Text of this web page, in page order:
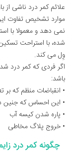
علائم کمر درد ناشی از
موارد تشخیص تفاوت
نمی دهد و معمولا با
شده، با استراحت
وِل می کند.
اگر فردی که کمر درد
باشد:
• انقباضات منظم که بر
• این احساس که جنین
• پاره شدن کیسه آب
• خروج پلاگ مخاطی
چگونه کمر درد